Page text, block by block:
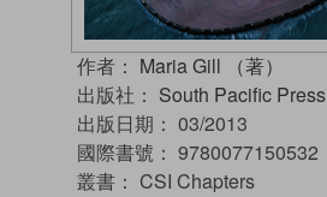
作者： Maria Gill （著）
出版社： South Pacific Press
出版日期： 03/2013
國際書號： 9780077150532
叢書： CSI Chapters